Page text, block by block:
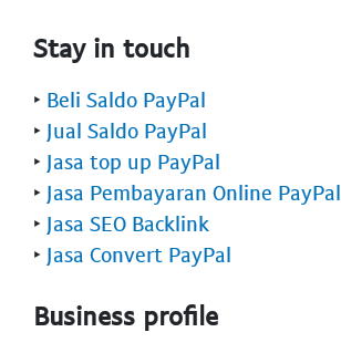
Stay in touch
‣ Beli Saldo PayPal
‣ Jual Saldo PayPal
‣ Jasa top up PayPal
‣ Jasa Pembayaran Online PayPal
‣ Jasa SEO Backlink
‣ Jasa Convert PayPal
Business profile